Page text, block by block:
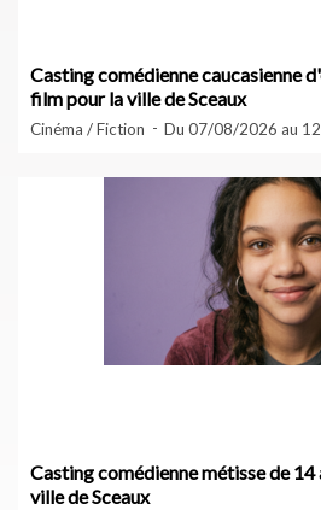
Casting comédienne caucasienne
film pour la ville de Sceaux
Cinéma / Fiction Du 07/08/2026 au
Casting comédienne métisse de
ville de Sceaux